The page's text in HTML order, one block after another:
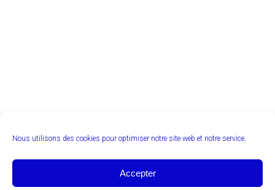
Nous utilisons des cookies pour optimiser notre site web et notre service.
Accepter